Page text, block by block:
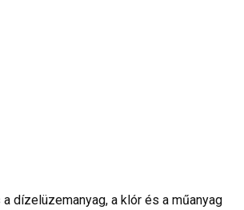
dízelüzemanyag, a klór és a műanyag